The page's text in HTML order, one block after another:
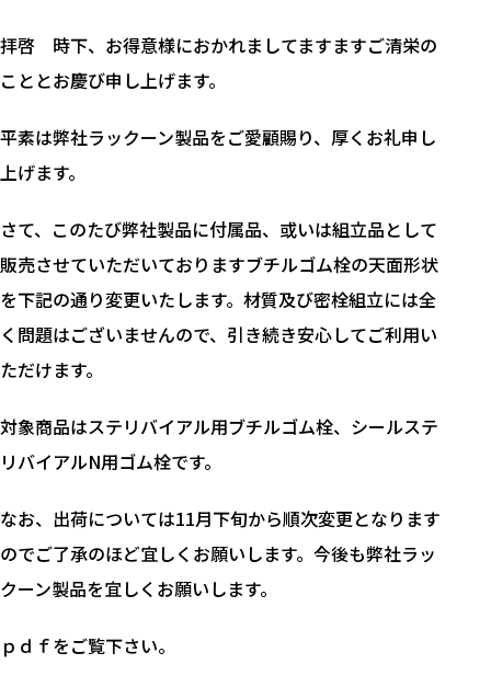
拝啓 時下、お得意様におかれましてますますご清栄の
こととお慶び申し上げます。
平素は弊社ラックーン製品をご愛顧賜り、厚くお礼申し
上げます。
さて、このたび弊社製品に付属品、或いは組立品として
販売させていただいておりますブチルゴム栓の天面形状
を下記の通り変更いたします。材質及び密栓組立には全
く問題はございませんので、引き続き安心してご利用い
ただけます。
対象商品はステリバイアル用ブチルゴム栓、シールステ
リバイアルN用ゴム栓です。
なお、出荷については11月下旬から順次変更となります
のでご了承のほど宜しくお願いします。今後も弊社ラッ
クーン製品を宜しくお願いします。
ｐｄｆをご覧下さい。